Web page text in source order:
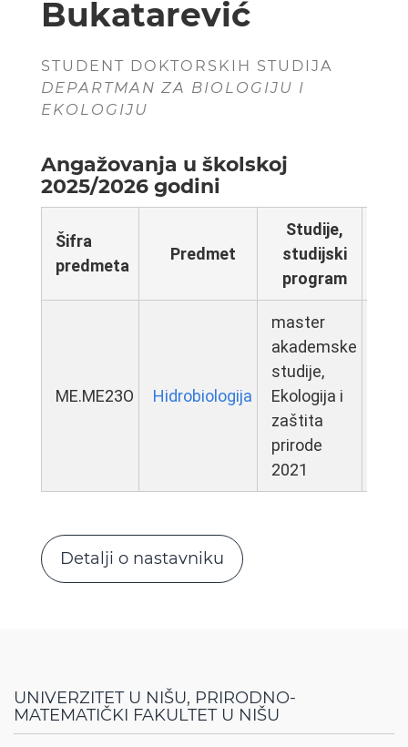
Bukatarević
STUDENT DOKTORSKIH STUDIJA
DEPARTMAN ZA BIOLOGIJU I
EKOLOGIJU
Angažovanja u školskoj
2025/2026 godini
Šifra
predmeta
Predmet
Studije,
studijski
program
ME.ME23O Hidrobiologija
master
akademske
studije,
Ekologija i
zaštita
prirode
2021
Detalji o nastavniku
UNIVERZITET U NIŠU, PRIRODNO-
MATEMATIČKI FAKULTET U NIŠU